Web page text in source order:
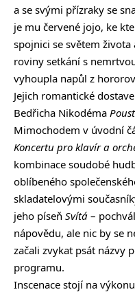
a se svými přízraky se
je mu červené jojo, ke
spojnici se světem
roviny setkání s
vyhoupla napůl z
Jejich romantické
Bedřicha Nikodéma
Mimochodem v úvodní
Koncertu pro klavír a
kombinace soudobé
oblíbeného
skladatelovými
jeho píseň Svítá –
nápovědu, ale nic by se
začali zvykat psát názvy
programu.
Inscenace stojí na výkonu